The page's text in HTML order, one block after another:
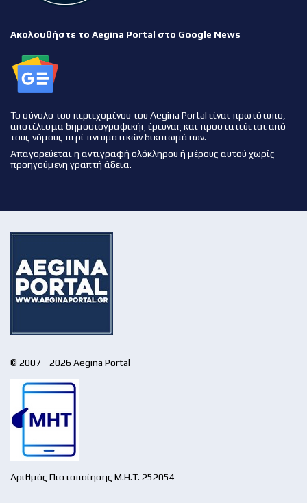
Ακολουθήστε το Aegina Portal στο Google News
Το σύνολο του περιεχομένου του Aegina Portal είναι πρωτότυπο,
αποτέλεσμα δημοσιογραφικής έρευνας και προστατεύεται από
τους νόμους περί πνευματικών δικαιωμάτων.
Απαγορεύεται η αντιγραφή ολόκληρου ή μέρους αυτού χωρίς
προηγούμενη γραπτή άδεια.
© 2007 - 2026 Aegina Portal
Αριθμός Πιστοποίησης Μ.Η.Τ. 252054